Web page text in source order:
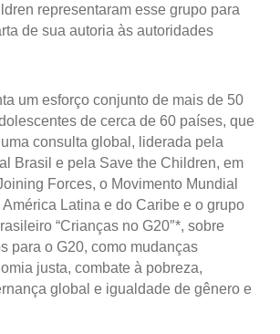
representaram esse grupo para
de sua autoria às autoridades
um esforço conjunto de mais de 50
de cerca de 60 países, que
consulta global, liderada pela
Brasil e pela Save the Children, em
Forces, o Movimento Mundial
Latina e do Caribe e o grupo
“Crianças no G20″*, sobre
para o G20, como mudanças
justa, combate à pobreza,
global e igualdade de gênero e